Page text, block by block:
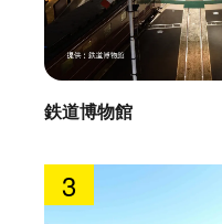
鉄道博物館
3